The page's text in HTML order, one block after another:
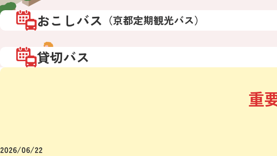
おこしバス （京都定期観光バス）
貸切バス
重
2026/06/22